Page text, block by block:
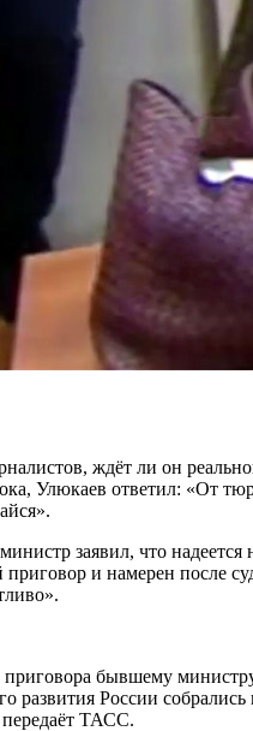
ждёт ли он
Улюкаев ответил: «От
заявил, что надеется
приговор и намерен после
бывшему
развития России собрались
ТАСС.